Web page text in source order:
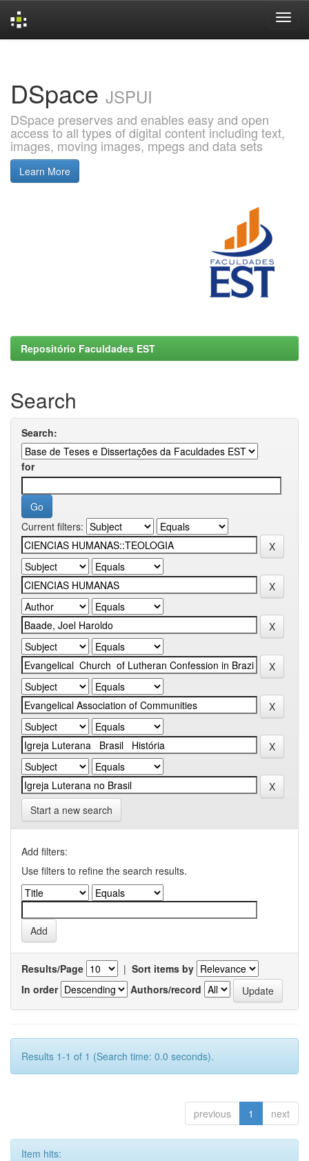
DSpace JSPUI
DSpace preserves and enables easy and open
access to all types of digital content including text,
images, moving images, mpegs and data sets
Learn More
Repositório Faculdades EST
Search
Search:
for
Current filters:
Start a new search
Add filters:
Use filters to refine the search results.
Results/Page | Sort items by
In order
Authors/record
Results 1-1 of 1 (Search time: 0.0 seconds).
previous 1 next
Item hits: